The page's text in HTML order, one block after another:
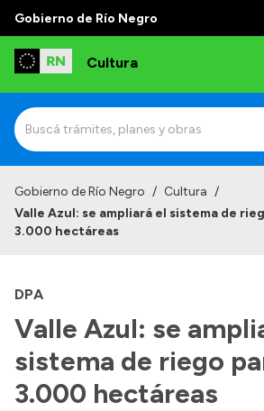
Gobierno de Río Negro
Cultura
Institucional
Autoridades
Delegaciones
Normativa
Gobierno de Río Negro / Cultura /
Valle Azul: se ampliará el sistema de
3.000 hectáreas
DPA
Valle Azul: se
sistema de riego
3.000 hectáreas